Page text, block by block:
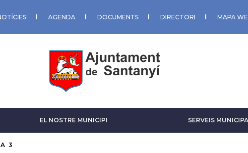
AGENDA DOCUMENTS DIRECTORI MAPA
EL NOSTRE MUNICIPI SERVEIS
3